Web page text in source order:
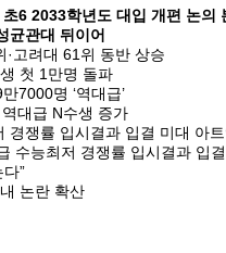
6 2033학년도 대입 개편 논의
균관대 뒤이어
고려대 61위 동반 상승
첫 1만명 돌파
7000명 ‘역대급’
대급 N수생 증가
쟁률 입시결과 입결 미대 아
수능최저 경쟁률 입시결과 입
”
논란 확산